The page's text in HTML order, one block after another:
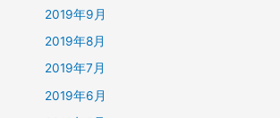
2019年9月
2019年8月
2019年7月
2019年6月